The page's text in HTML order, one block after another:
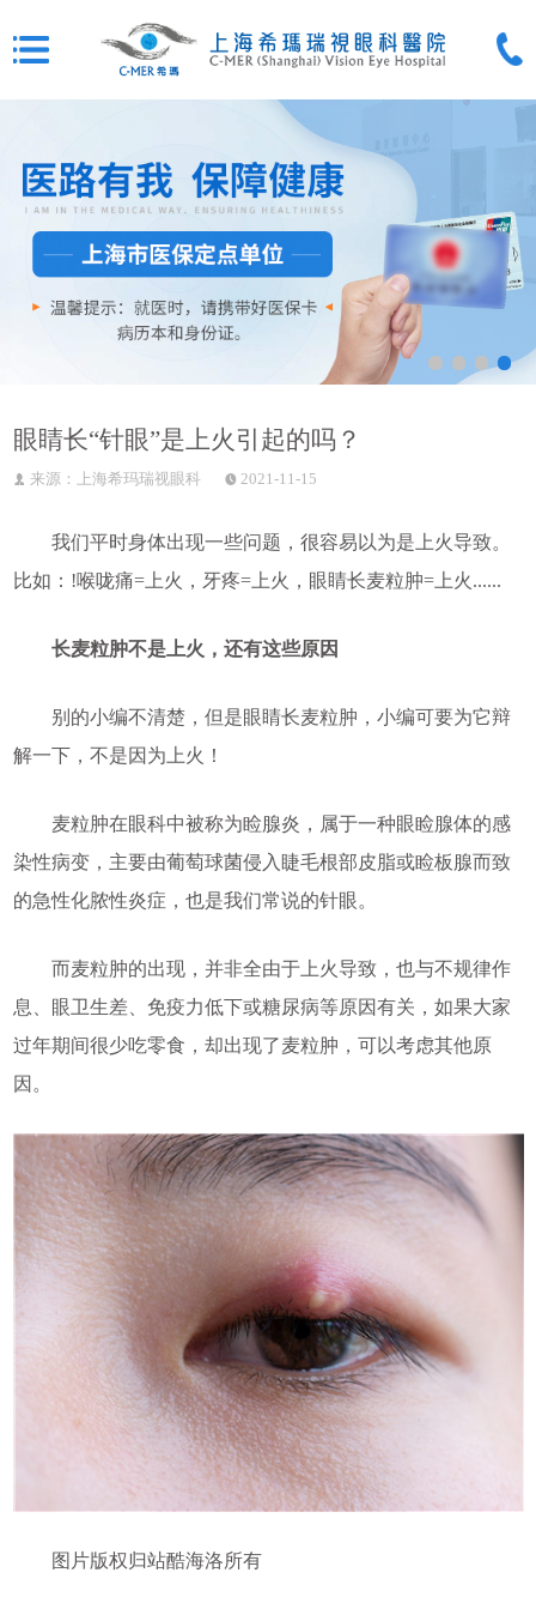
眼睛长“针眼”是上火引起的吗？
来源：上海希玛瑞视眼科 2021-11-15
我们平时身体出现一些问题，很容易以为是上火导致。
比如：!喉咙痛=上火，牙疼=上火，眼睛长麦粒肿=上火......
长麦粒肿不是上火，还有这些原因
别的小编不清楚，但是眼睛长麦粒肿，小编可要为它辩
解一下，不是因为上火！
麦粒肿在眼科中被称为睑腺炎，属于一种眼睑腺体的感
染性病变，主要由葡萄球菌侵入睫毛根部皮脂或睑板腺而致
的急性化脓性炎症，也是我们常说的针眼。
而麦粒肿的出现，并非全由于上火导致，也与不规律作
息、眼卫生差、免疫力低下或糖尿病等原因有关，如果大家
过年期间很少吃零食，却出现了麦粒肿，可以考虑其他原
因。
图片版权归站酷海洛所有